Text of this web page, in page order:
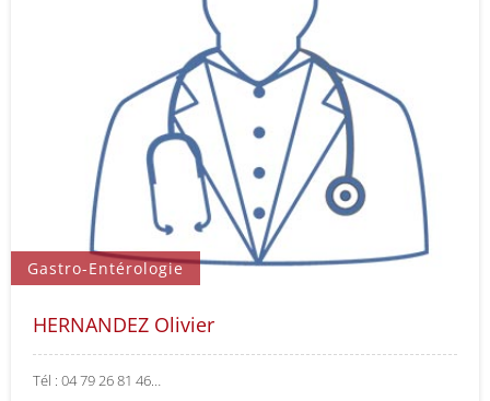
Gastro-Entérologie
HERNANDEZ Olivier
Tél : 04 79 26 81 46…